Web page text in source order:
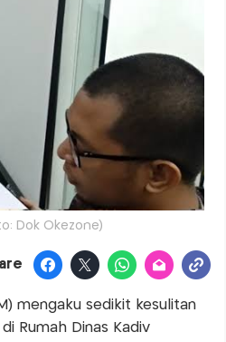
Dok Okezone)
mengaku sedikit kesulitan
Rumah Dinas Kadiv